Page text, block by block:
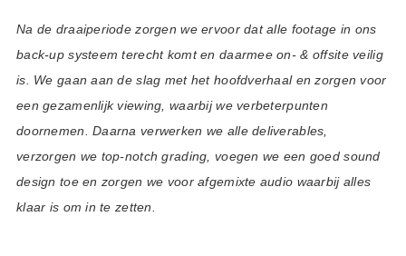
Na de draaiperiode zorgen we ervoor dat alle footage in ons
back-up systeem terecht komt en daarmee on- & offsite veilig
is. We gaan aan de slag met het hoofdverhaal en zorgen voor
een gezamenlijk viewing, waarbij we verbeterpunten
doornemen. Daarna verwerken we alle deliverables,
verzorgen we top-notch grading, voegen we een goed sound
design toe en zorgen we voor afgemixte audio waarbij alles
klaar is om in te zetten.